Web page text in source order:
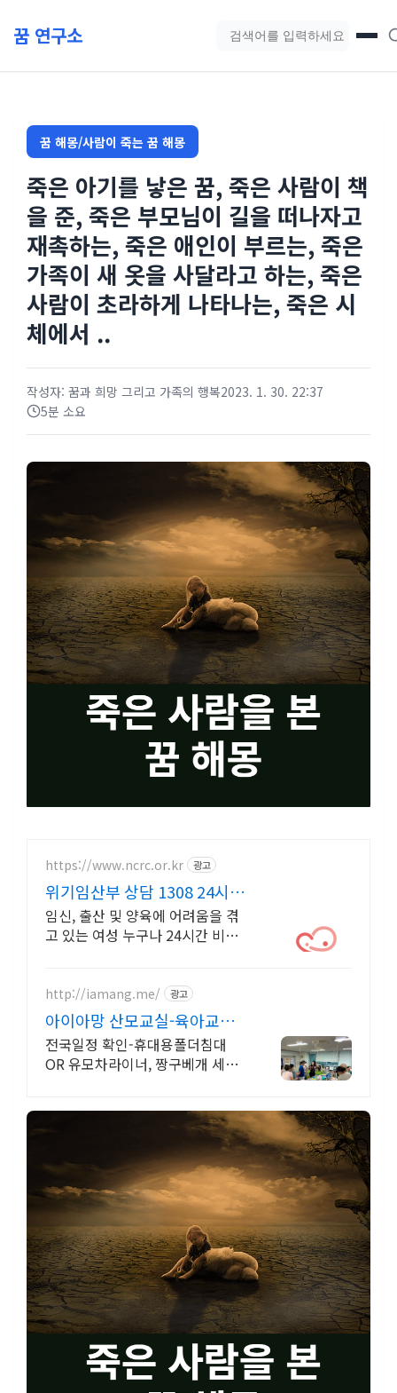
꿈 연구소 블로그 검색
꿈 해몽/사람이 죽는 꿈 해몽
죽은 아기를 낳은 꿈, 죽은 사람이 책
을 준, 죽은 부모님이 길을 떠나자고
재촉하는, 죽은 애인이 부르는, 죽은
가족이 새 옷을 사달라고 하는, 죽은
사람이 초라하게 나타나는, 죽은 시
체에서 ..
작성자: 꿈과 희망 그리고 가족의 행복2023. 1. 30. 22:37
5분 소요
https://www.ncrc.or.kr 광고
위기임산부 상담 1308 24시간
비밀상담
임신, 출산 및 양육에 어려움을 겪
고 있는 여성 누구나 24시간 비밀
http://iamang.me/ 광고
아이아망 산모교실-육아교실
6월산모교실, 전국산모교실
전국일정 확인-휴대용폴더침대
OR 유모차라이너, 짱구베개 세트